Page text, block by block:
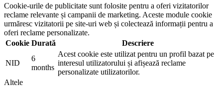
Cookie-urile de publicitate sunt folosite pentru a oferi vizitatorilor
reclame relevante și campanii de marketing. Aceste module cookie
urmăresc vizitatorii pe site-uri web și colectează informații pentru a
oferi reclame personalizate.
Cookie Durată Descriere
NID
6
months
Acest cookie este utilizat pentru un profil bazat pe
interesul utilizatorului și afișează reclame
personalizate utilizatorilor.
Altele